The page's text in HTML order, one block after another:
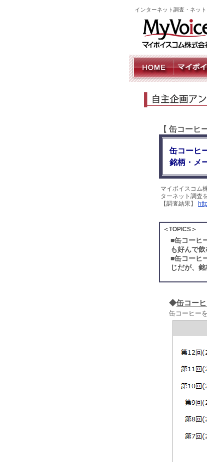
インターネット調査・ネッ
【 缶コーヒ
缶コーヒ
銘柄・メ
マイボイスコム
ターネット調査
【調査結果】
＜TOPICS＞
■缶コーヒ
も好んで
■缶コーヒ
じだが、
◆缶コー
缶コーヒー